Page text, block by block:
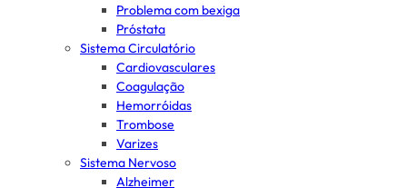
Problema com bexiga
Próstata
Sistema Circulatório
Cardiovasculares
Coagulação
Hemorróidas
Trombose
Varizes
Sistema Nervoso
Alzheimer